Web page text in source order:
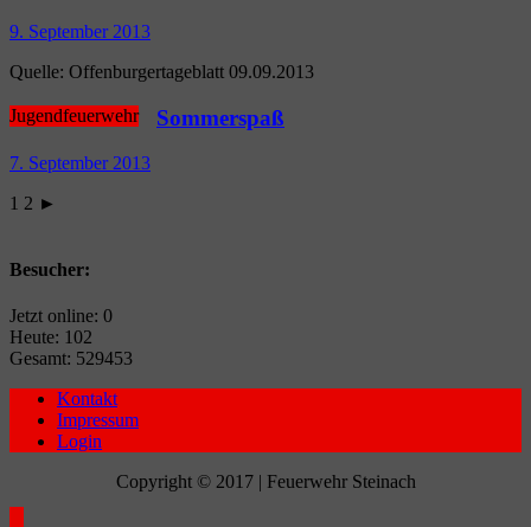
9. September 2013
Quel­le: Offen­bur­ger­ta­ge­blatt 09.09.2013
Jugendfeuerwehr Sommerspaß
7. September 2013
1 2 ►
Besucher:
Jetzt online: 0
Heute: 102
Gesamt: 529453
Kontakt
Impressum
Login
Copyright © 2017 | Feuerwehr Steinach